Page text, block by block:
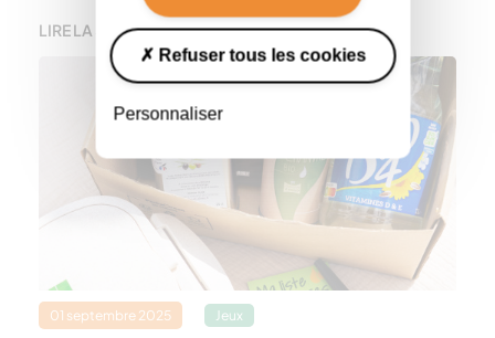
Refuser tous les cookies
Personnaliser
LIRE LA SUITE
01 septembre 2025 Jeux